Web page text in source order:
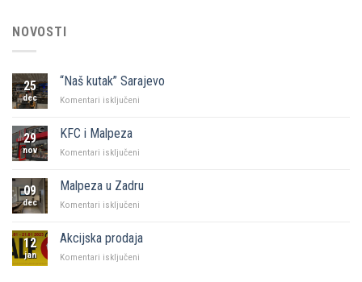
NOVOSTI
25
dec
“Naš kutak” Sarajevo
Komentari isključeni
29
nov
KFC i Malpeza
Komentari isključeni
Malpeza
09
dec
Malpeza u Zadru
Komentari isključeni
Zadru
12
jan
Akcijska prodaja
Komentari isključeni